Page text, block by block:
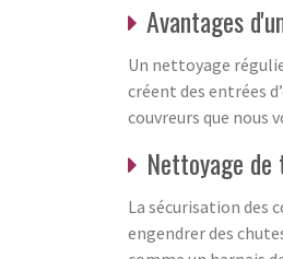
Avantages
Un nettoyage
créent des entrées
couvreurs que
Nettoyage
La sécurisation des
engendrer des